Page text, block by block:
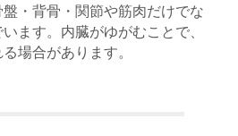
・背骨・関節や筋肉だけでな
ます。内臓がゆがむことで、
場合があります。